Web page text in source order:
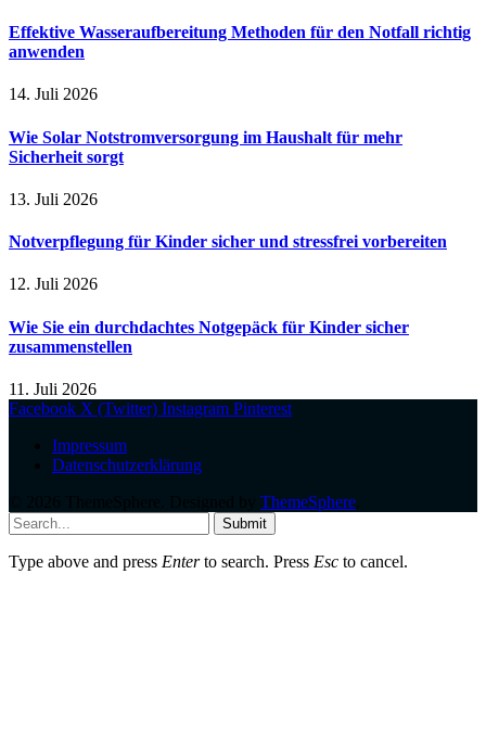
Effektive Wasseraufbereitung Methoden für den Notfall richtig
anwenden
14. Juli 2026
Wie Solar Notstromversorgung im Haushalt für mehr
Sicherheit sorgt
13. Juli 2026
Notverpflegung für Kinder sicher und stressfrei vorbereiten
12. Juli 2026
Wie Sie ein durchdachtes Notgepäck für Kinder sicher
zusammenstellen
11. Juli 2026
Facebook X (Twitter) Instagram Pinterest
Impressum
Datenschutzerklärung
ThemeSphere
Submit
Type above and press Enterto search. Press Esc to cancel.